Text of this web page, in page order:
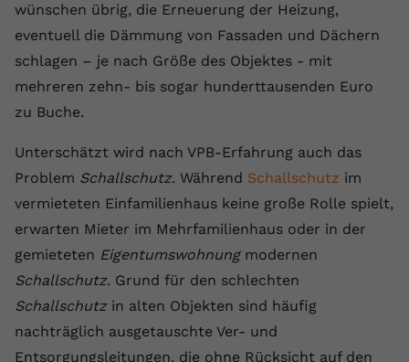
wünschen übrig, die Erneuerung der Heizung,
eventuell die Dämmung von Fassaden und Dächern
schlagen – je nach Größe des Objektes - mit
mehreren zehn- bis sogar hunderttausenden Euro
zu Buche.
Unterschätzt wird nach VPB-Erfahrung auch das
Problem Schallschutz. Während Schallschutz im
vermieteten Einfamilienhaus keine große Rolle spielt,
erwarten Mieter im Mehrfamilienhaus oder in der
gemieteten Eigentumswohnungmodernen
Schallschutz. Grund für den schlechten
Schallschutzin alten Objekten sind häufig
nachträglich ausgetauschte Ver- und
Entsorgungsleitungen, die ohne Rücksicht auf den
Anbieter
Laufzeit Session
Zweck
Daten darüber zu speichern, welche
Videos von YouTube der Nutzer
gesehen hat.
Anbieter Youtube.com
Laufzeit